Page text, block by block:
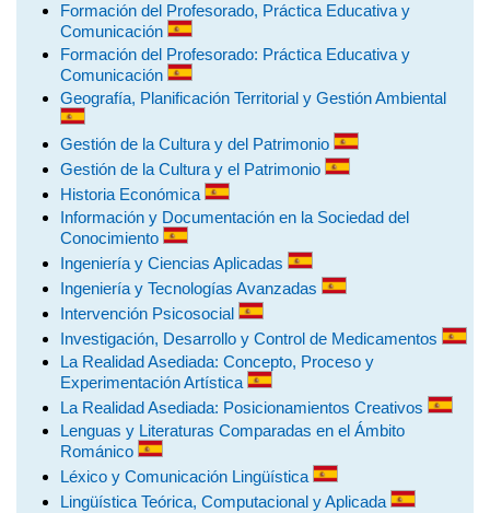
Formación del Profesorado, Práctica Educativa y
Comunicación
Formación del Profesorado: Práctica Educativa y
Comunicación
Geografía, Planificación Territorial y Gestión Ambiental
Gestión de la Cultura y del Patrimonio
Gestión de la Cultura y el Patrimonio
Historia Económica
Información y Documentación en la Sociedad del
Conocimiento
Ingeniería y Ciencias Aplicadas
Ingeniería y Tecnologías Avanzadas
Intervención Psicosocial
Investigación, Desarrollo y Control de Medicamentos
La Realidad Asediada: Concepto, Proceso y
Experimentación Artística
La Realidad Asediada: Posicionamientos Creativos
Lenguas y Literaturas Comparadas en el Ámbito
Románico
Léxico y Comunicación Lingüística
Lingüística Teórica, Computacional y Aplicada